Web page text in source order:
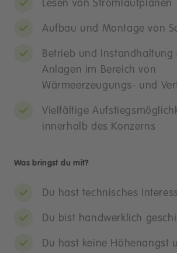
Lesen von Stromlaufplänen
Aufbau und Montage von
Betrieb und Instandhaltung
Anlagen im Bereich von
Wärmeerzeugungs- und
Vielfältige
innerhalb des Konzerns
Was bringst du mit?
Du hast technisches
Du bist handwerklich
Du hast keine Höhenangst